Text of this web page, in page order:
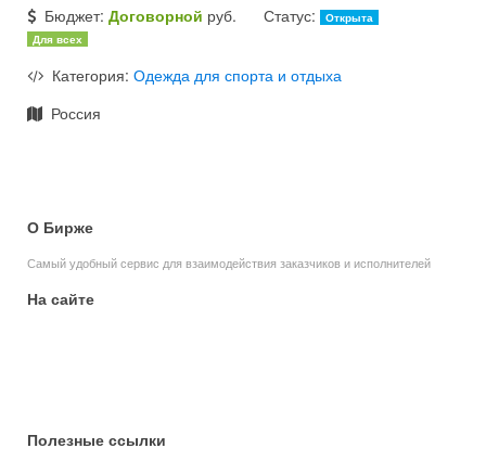
Бюджет: Договорной руб. Статус:
Открыта
Для всех
Категория: Одежда для спорта и отдыха
Россия
О Бирже
Самый удобный сервис для взаимодействия заказчиков и исполнителей
На сайте
Полезные ссылки